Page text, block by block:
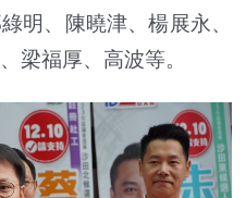
明、陳曉津、楊展永、
梁福厚、高波等。